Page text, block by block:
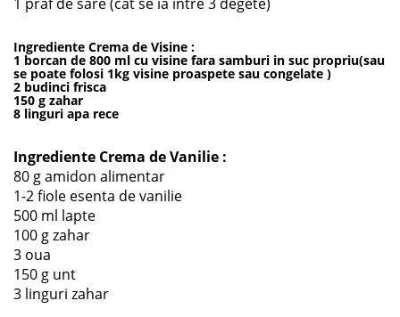
Ingrediente Crema de Visine :
1 borcan de 800 ml cu visine fara samburi in suc propriu(sau
se poate folosi 1kg visine proaspete sau congelate )
2 budinci frisca
150 g zahar
8 linguri apa rece
Ingrediente Crema de Vanilie :
80 g amidon alimentar
1-2 fiole esenta de vanilie
500 ml lapte
100 g zahar
3 oua
150 g unt
3 linguri zahar